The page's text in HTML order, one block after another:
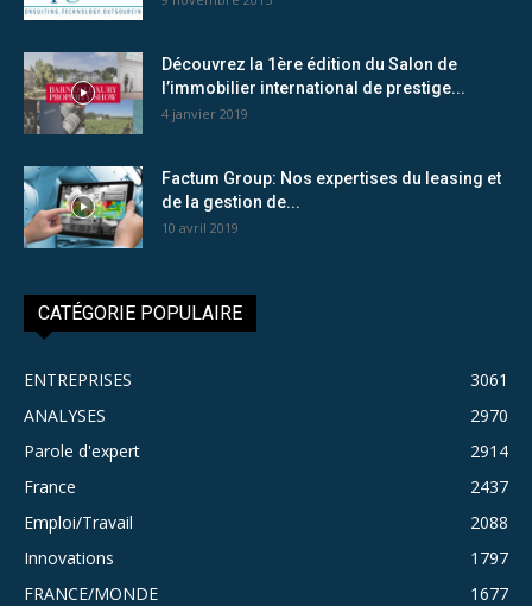
Découvrez la 1ère édition du Salon de
l’immobilier international de prestige...
4 janvier 2019
Factum Group: Nos expertises du leasing et
de la gestion de...
10 avril 2019
CATÉGORIE POPULAIRE
ENTREPRISES
3061
ANALYSES
2970
Parole d'expert
2914
France
2437
Emploi/Travail
2088
Innovations
1797
FRANCE/MONDE
1677